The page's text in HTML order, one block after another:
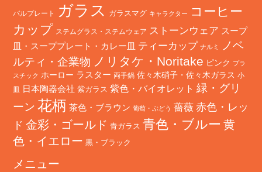
バルプレート ガラス ガラスマグ キャラクター
コーヒー
カップ ステムグラス・ステムウェア ストーンウェア スープ
皿・スーププレート・カレー皿 ティーカップ ナルミ
ノベ
ルティ・企業物 ノリタケ・Noritake ピンク プラ
スチック ホーロー ラスター 両手鍋 佐々木硝子・佐々木ガラス 小
皿
日本陶器会社 紫ガラス 紫色・バイオレット 緑・グリ
ーン 花柄 茶色・ブラウン 葡萄・ぶどう 薔薇 赤色・レッ
ド 金彩・ゴールド 青ガラス 青色・ブルー 黄
色・イエロー 黒・ブラック
メニュー